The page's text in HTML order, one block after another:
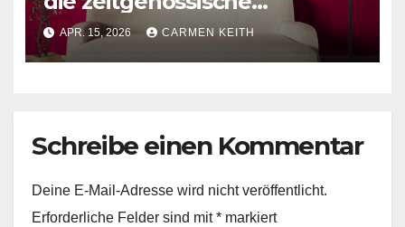
Leseecke: Schwarze
Bogenstehlampe
APR. 15, 2026 CARMEN KEITH
Schreibe einen Kommentar
Deine E-Mail-Adresse wird nicht veröffentlicht.
Erforderliche Felder sind mit* markiert